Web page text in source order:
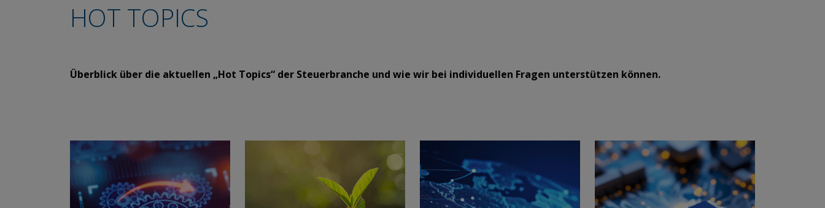
HOT TOPICS
​​​​​​Überblick über die aktuellen „Hot Topics“ der Steuerbranche und wie wir bei individuellen Fragen unterstützen können.